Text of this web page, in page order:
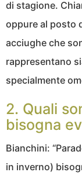
di stagione.
oppure al posto
acciughe che
rappresentano
specialmente
2. Quali
bisogna
Bianchini:
in inverno)